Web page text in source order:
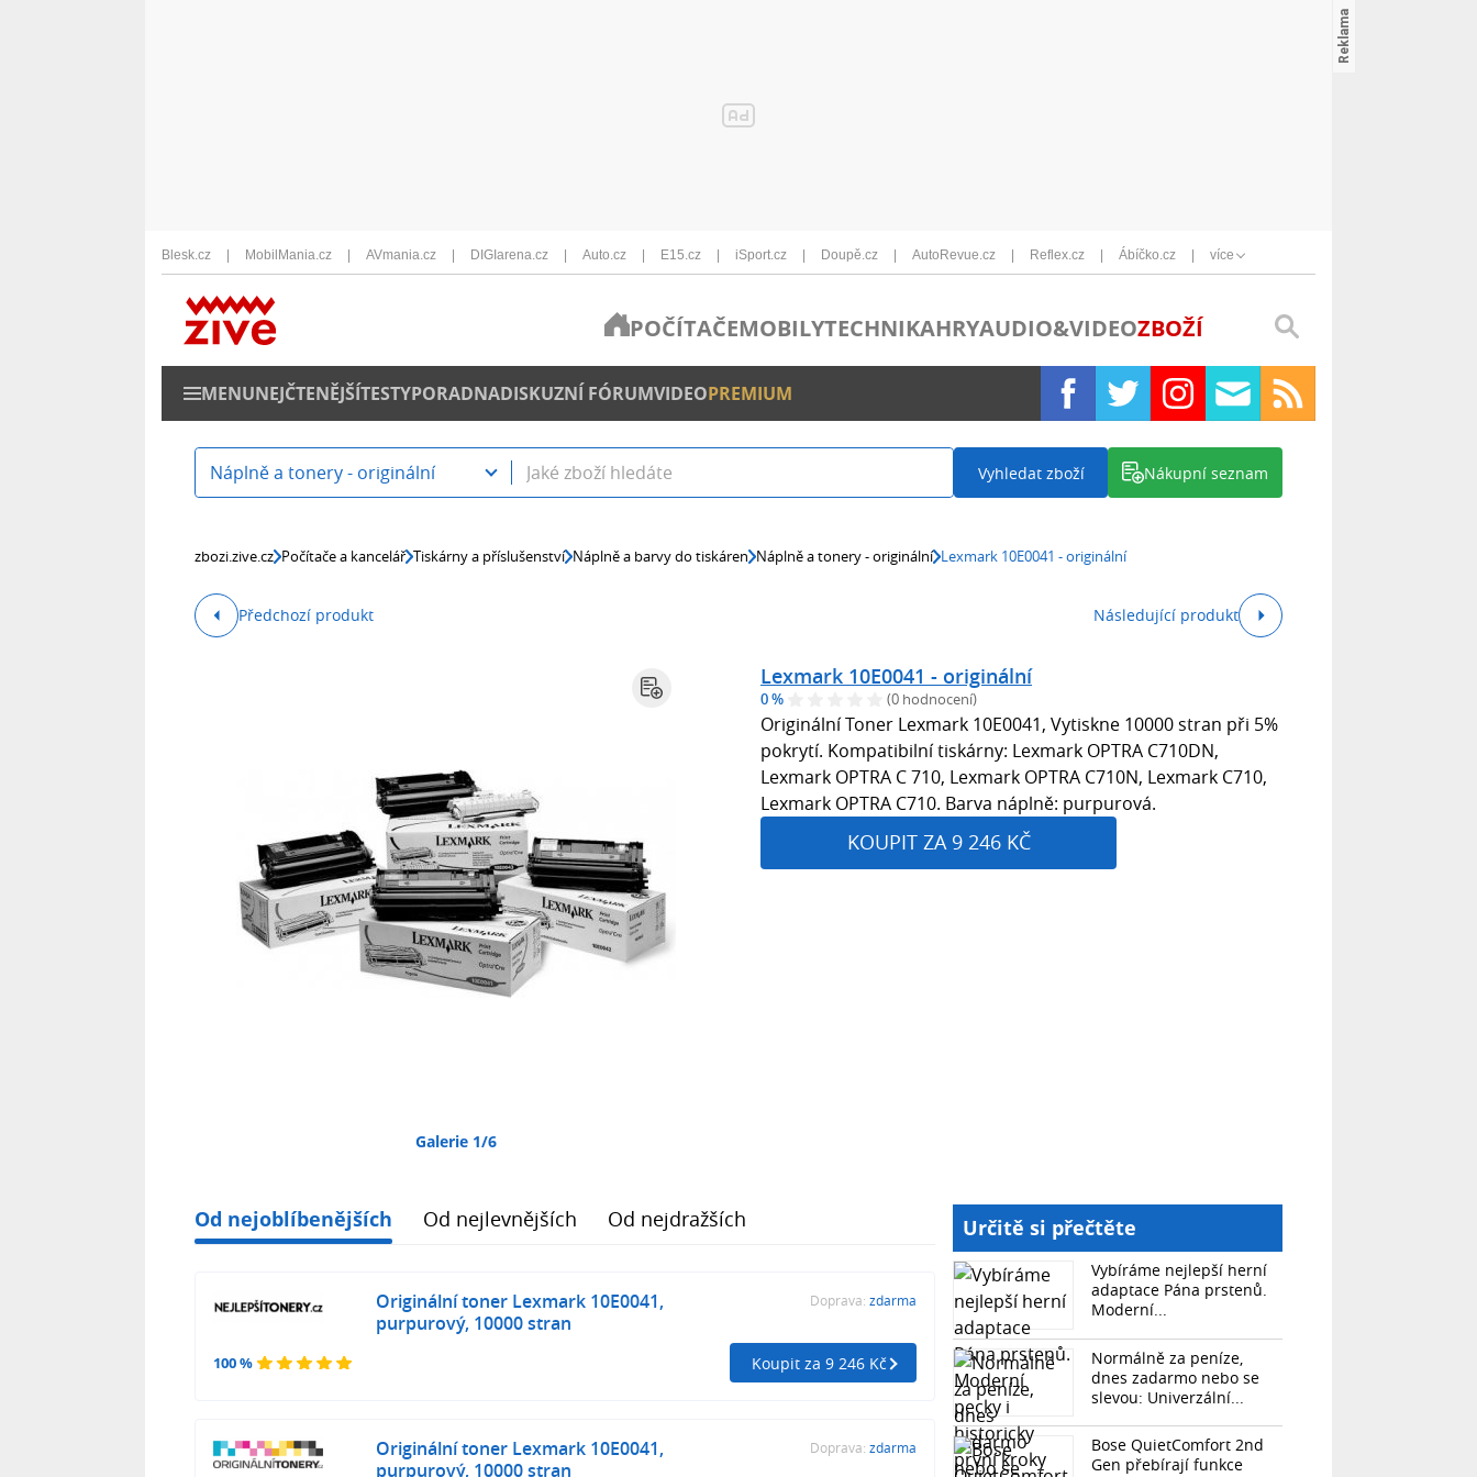
Blesk.cz MobilMania.cz AVmania.cz DIGIarena.cz Auto.cz E15.cz iSport.cz Doupě.cz AutoRevue.cz Reflex.cz Ábíčko.cz více
POČÍTAČEMOBILYTECHNIKAHRYAUDIO&VIDEOZBOŽÍ
MENUNEJČTENĚJŠÍTESTYPORADNADISKUZNÍ FÓRUMVIDEOPREMIUM
Náplně a tonery - originální Vyhledat zboží Nákupní seznam
zbozi.zive.cz Počítače a kancelář Tiskárny a příslušenství Náplně a barvy do tiskáren Náplně a tonery - originální Lexmark 10E0041 - originální
Předchozí produkt Následující produkt
Galerie 1/6
Lexmark 10E0041 - originální
0 % (0 hodnocení)
Originální Toner Lexmark 10E0041, Vytiskne 10000 stran při 5%
pokrytí. Kompatibilní tiskárny: Lexmark OPTRA C710DN,
Lexmark OPTRA C 710, Lexmark OPTRA C710N, Lexmark C710,
Lexmark OPTRA C710. Barva náplně: purpurová.
KOUPIT ZA 9 246 KČ
Od nejoblíbenějších Od nejlevnějších Od nejdražších
100 %
Originální toner Lexmark 10E0041,
purpurový, 10000 stran
Doprava: zdarma
Koupit za 9 246 Kč
Originální toner Lexmark 10E0041,
purpurový, 10000 stran
Doprava: zdarma
Určitě si přečtěte
Vybíráme nejlepší herní
adaptace Pána prstenů.
Moderní...
Normálně za peníze,
dnes zadarmo nebo se
slevou: Univerzální...
Bose QuietComfort 2nd
Gen přebírají funkce